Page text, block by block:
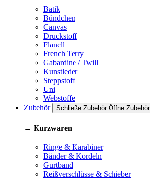
Batik
Bündchen
Canvas
Druckstoff
Flanell
French Terry
Gabardine / Twill
Kunstleder
Steppstoff
Uni
Webstoffe
Zubehör
Schließe Zubehör Öffne Zubehör
→ Kurzwaren
Ringe & Karabiner
Bänder & Kordeln
Gurtband
Reißverschlüsse & Schieber